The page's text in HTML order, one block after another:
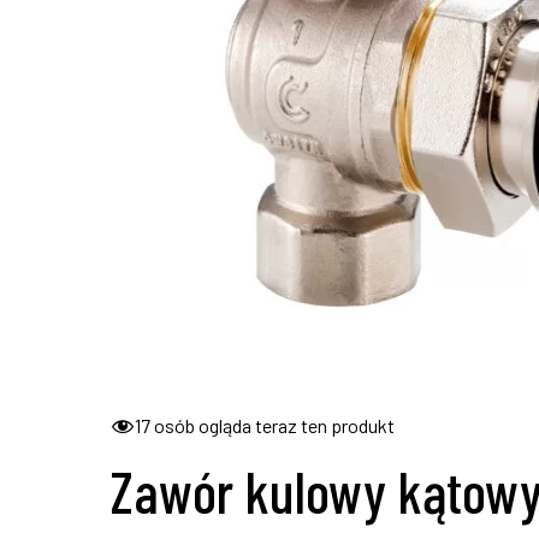
17osób ogląda teraz ten produkt
Zawór kulowy